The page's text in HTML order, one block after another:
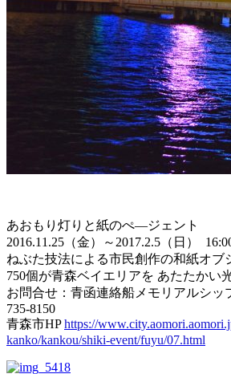
あおもり灯りと紙のぺ―ジェント
2016.11.25（金）～2017.2.5（日）
ねぶた技法による市民創作の和紙オブ
750個が青森ベイエリアを あたたかい
お問合せ：青函連絡船メモリアルシ
735-8150
青森市HPhttps://
kanko/kankou/shiki-event/fuyu/07.html